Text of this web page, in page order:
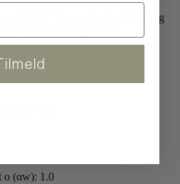
fragtmand. (Fra 86x120 cm)
med GLS. Du modtager et tracking
(αw): 0.8
o (αw): 1.0